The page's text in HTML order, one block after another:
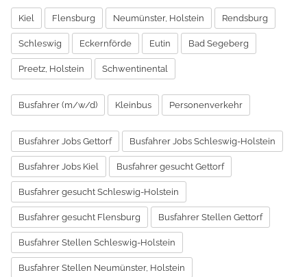
Kiel Flensburg Neumünster, Holstein Rendsburg
Schleswig Eckernförde Eutin Bad Segeberg
Preetz, Holstein Schwentinental
Busfahrer (m/w/d) Kleinbus Personenverkehr
Busfahrer Jobs Gettorf Busfahrer Jobs Schleswig-Holstein
Busfahrer Jobs Kiel Busfahrer gesucht Gettorf
Busfahrer gesucht Schleswig-Holstein
Busfahrer gesucht Flensburg Busfahrer Stellen Gettorf
Busfahrer Stellen Schleswig-Holstein
Busfahrer Stellen Neumünster, Holstein